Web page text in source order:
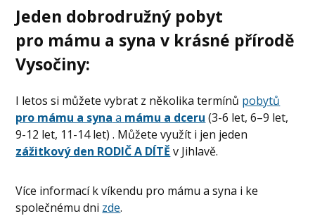
Jeden dobrodružný pobyt
pro mámu a syna v krásné přírodě
Vysočiny:
I letos si můžete vybrat z několika termínů pobytů
pro mámu a syna a mámu a dceru (3-6 let, 6–9 let,
9-12 let, 11-14 let) . Můžete využít i jen jeden
zážitkový den RODIČ A DÍTĚ v Jihlavě.
Více informací k víkendu pro mámu a syna i ke
společnému dni zde.